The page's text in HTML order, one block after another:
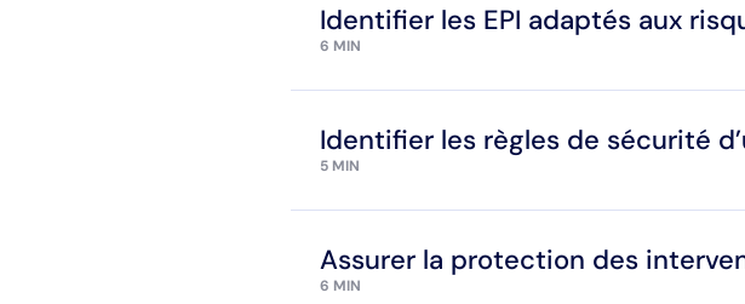
Identifier les EPI adaptés aux
6 MIN
Identifier les règles de sécurité
5 MIN
Assurer la protection des
6 MIN